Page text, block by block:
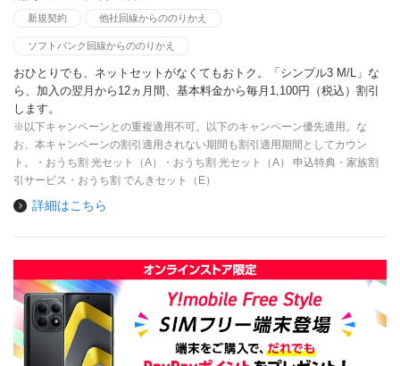
新規契約 他社回線からののりかえ
ソフトバンク回線からののりかえ
おひとりでも、ネットセットがなくてもおトク。「シンプル3 M/L」な
ら、加入の翌月から12ヵ月間、基本料金から毎月1,100円（税込）割引
します。
※以下キャンペーンとの重複適用不可。以下のキャンペーン優先適用。な
お、本キャンペーンの割引適用されない期間も割引適用期間としてカウン
ト。・おうち割 光セット（A）・おうち割 光セット（A） 申込特典・家族割
引サービス・おうち割 でんきセット（E）
詳細はこちら